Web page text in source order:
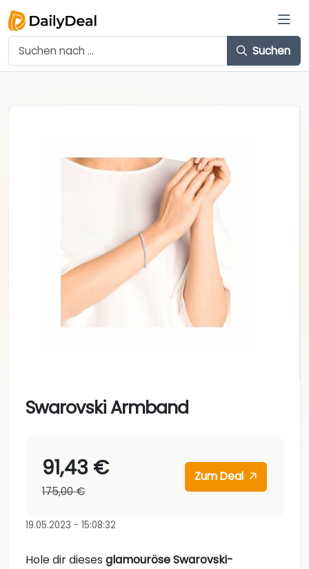
Suchen
Swarovski Armband
91,43 €
175,00 €
Zum Deal
19.05.2023 - 15:08:32
Hole dir dieses glamouröse Swarovski-